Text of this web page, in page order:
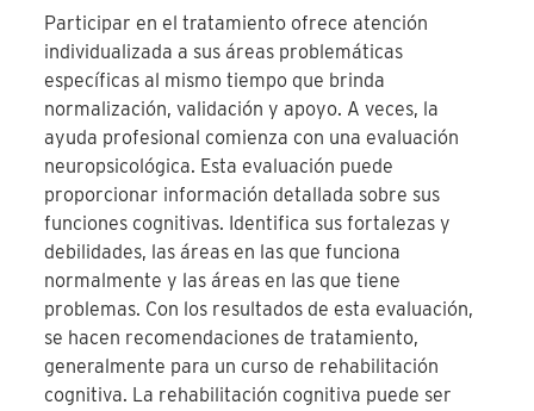
Participar en el tratamiento ofrece atención
individualizada a sus áreas problemáticas
específicas al mismo tiempo que brinda
normalización, validación y apoyo. A veces, la
ayuda profesional comienza con una evaluación
neuropsicológica. Esta evaluación puede
proporcionar información detallada sobre sus
funciones cognitivas. Identifica sus fortalezas y
debilidades, las áreas en las que funciona
normalmente y las áreas en las que tiene
problemas. Con los resultados de esta evaluación,
se hacen recomendaciones de tratamiento,
generalmente para un curso de rehabilitación
cognitiva. La rehabilitación cognitiva puede ser